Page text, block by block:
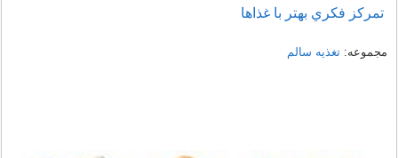
تمرکز فکري بهتر با غذاها
مجموعه:تغذیه سالم